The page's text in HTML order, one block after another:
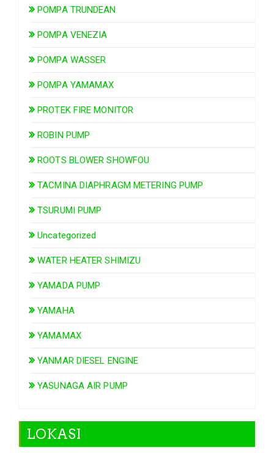
POMPA TRUNDEAN
POMPA VENEZIA
POMPA WASSER
POMPA YAMAMAX
PROTEK FIRE MONITOR
ROBIN PUMP
ROOTS BLOWER SHOWFOU
TACMINA DIAPHRAGM METERING PUMP
TSURUMI PUMP
Uncategorized
WATER HEATER SHIMIZU
YAMADA PUMP
YAMAHA
YAMAMAX
YANMAR DIESEL ENGINE
YASUNAGA AIR PUMP
LOKASI